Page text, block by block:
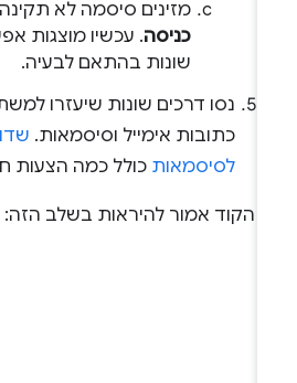
מזינים סיסמה לא תקינה
כניסה. עכשיו מוצגות
שונות בהתאם לבעיה.
נסו דרכים שונות שיעזרו
כתובות אימייל וסיסמאות.שדות
לסיסמאותכולל כמה הצעות
הקוד אמור להיראות בשלב הזה: